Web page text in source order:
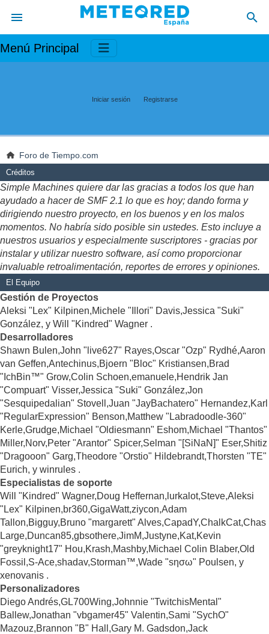
Menú Principal
Iniciar sesión Registrarse
Foro de Tiempo.com
Créditos
Simple Machines quiere dar las gracias a todos los que han
ayudado a hacer de SMF 2.1 lo que es hoy; dando forma y
dirigiendo nuestro proyecto, en los buenos y en los malos
momentos. No habría sido posible sin ustedes. Esto incluye a
nuestros usuarios y especialmente suscriptores - gracias por
instalar y utilizar nuestro software, así como proporcionar
invaluable retroalimentación, reportes de errores y opiniones.
El Equipo
Gestión de Proyectos
Aleksi "Lex" Kilpinen,Michele "Illori" Davis,Jessica "Suki"
González, y Will "Kindred" Wagner .
Desarrolladores
Shawn Bulen,John "live627" Rayes,Oscar "Ozp" Rydhé,Aaron
van Geffen,Antechinus,Bjoern "Bloc" Kristiansen,Brad
"IchBin™" Grow,Colin Schoen,emanuele,Hendrik Jan
"Compuart" Visser,Jessica "Suki" González,Jon
"Sesquipedalian" Stovell,Juan "JayBachatero" Hernandez,Karl
"RegularExpression" Benson,Matthew "Labradoodle-360"
Kerle,Grudge,Michael "Oldiesmann" Eshom,Michael "Thantos"
Miller,Norv,Peter "Arantor" Spicer,Selman "[SiNaN]" Eser,Shitiz
"Dragooon" Garg,Theodore "Orstio" Hildebrandt,Thorsten "TE"
Eurich, y winrules .
Especialistas de soporte
Will "Kindred" Wagner,Doug Heffernan,lurkalot,Steve,Aleksi
"Lex" Kilpinen,br360,GigaWatt,ziycon,Adam
Tallon,Bigguy,Bruno "margarett" Alves,CapadY,ChalkCat,Chas
Large,Duncan85,gbsothere,JimM,Justyne,Kat,Kevin
"greyknight17" Hou,Krash,Mashby,Michael Colin Blaber,Old
Fossil,S-Ace,shadav,Storman™,Wade "sησω" Poulsen, y
xenovanis .
Personalizadores
Diego Andrés,GL700Wing,Johnnie "TwitchisMental"
Ballew,Jonathan "vbgamer45" Valentin,Sami "SychO"
Mazouz,Brannon "B" Hall,Gary M. Gadsdon,Jack